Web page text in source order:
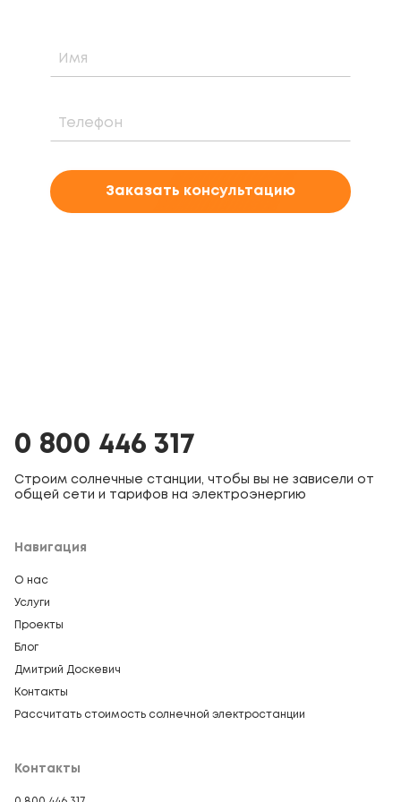
Заказать консультацию
0 800 446 317
Строим солнечные станции, чтобы вы не зависели от
общей сети и тарифов на электроэнергию
Навигация
О нас
Услуги
Проекты
Блог
Дмитрий Доскевич
Контакты
Рассчитать стоимость солнечной электростанции
Контакты